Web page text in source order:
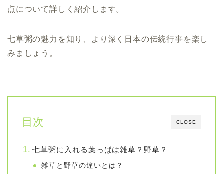
点について詳しく紹介します。
七草粥の魅力を知り、より深く日本の伝統行事を楽し
みましょう。
CLOSE
目次
七草粥に入れる葉っぱは雑草？野草？
雑草と野草の違いとは？